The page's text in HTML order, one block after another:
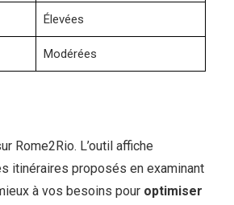
Élevées
Modérées
Rome2Rio. L’outil affiche
itinéraires proposés en examinant
à vos besoins pour optimiser